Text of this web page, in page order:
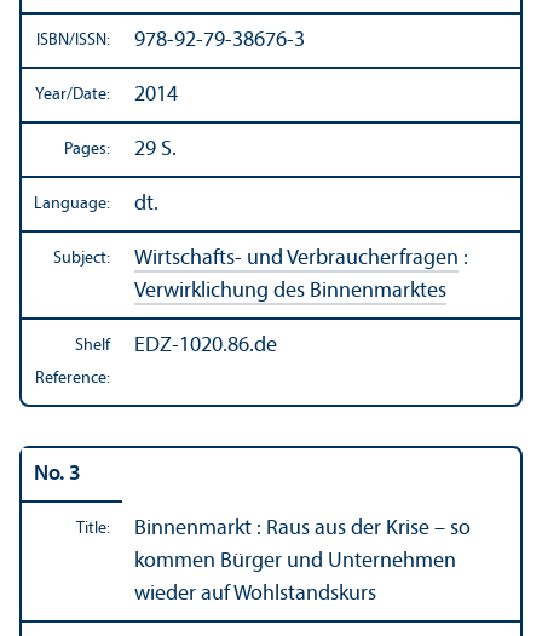
ISBN/ISSN: 978-92-79-38676-3
Year/Date: 2014
Pages: 29 S.
Language: dt.
Subject: Wirtschafts- und Verbraucherfragen :
Verwirklichung des Binnenmarktes
Shelf
Reference:
EDZ-1020.86.de
No. 3
Title:
Binnenmarkt : Raus aus der Krise – so
kommen Bürger und Unternehmen
wieder auf Wohlstandskurs